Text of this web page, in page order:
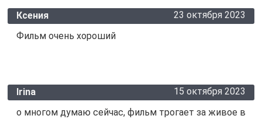
Ксения
23 октября 2023
Фильм очень хороший
Irina
15 октября 2023
о многом думаю сейчас, фильм трогает за живое в